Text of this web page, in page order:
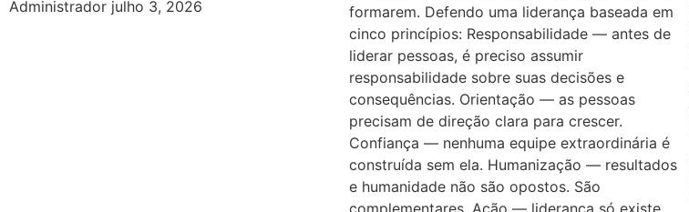
Administrador julho 3, 2026
formarem. Defendo uma liderança baseada em
cinco princípios: Responsabilidade — antes de
liderar pessoas, é preciso assumir
responsabilidade sobre suas decisões e
consequências. Orientação — as pessoas
precisam de direção clara para crescer.
Confiança — nenhuma equipe extraordinária é
construída sem ela. Humanização — resultados
e humanidade não são opostos. São